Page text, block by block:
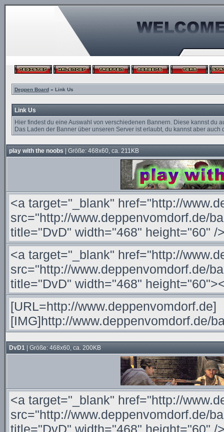
Deppen Board» Link Us
Link Us
Hier findest du eine Auswahl von verschiedenen Bannern. Diese kannst
Das Laden der Banner über unseren Server ist erlaubt, du kannst aber
play with the noobs | Größe: 468x60, ca. 211KB
DvD1 | Größe: 468x60, ca. 200KB